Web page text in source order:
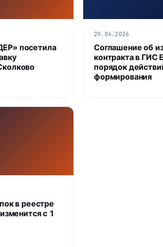
посетила
29.04.2026
Соглашение об
контракта в
порядок
формирования
в реестре
с 1